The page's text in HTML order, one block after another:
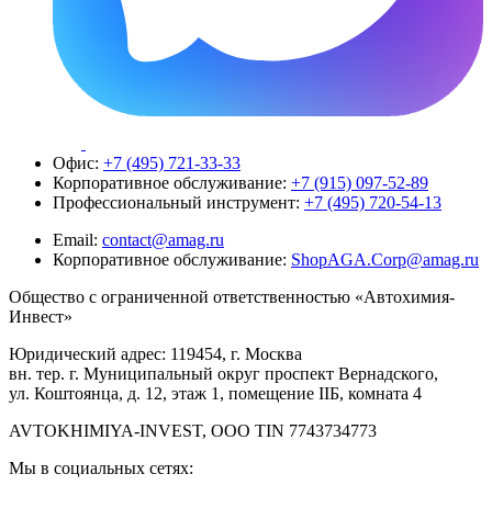
Офис: +7 (495) 721-33-33
Корпоративное обслуживание: +7 (915) 097-52-89
Профессиональный инструмент: +7 (495) 720-54-13
Email: contact@amag.ru
Корпоративное обслуживание: ShopAGA.Corp@amag.ru
Общество с ограниченной ответственностью «Автохимия-
Инвест»
Юридический адрес: 119454, г. Москва
вн. тер. г. Муниципальный округ проспект Вернадского,
ул. Коштоянца, д. 12, этаж 1, помещение IIБ, комната 4
AVTOKHIMIYA-INVEST, OOO TIN 7743734773
Мы в социальных сетях: